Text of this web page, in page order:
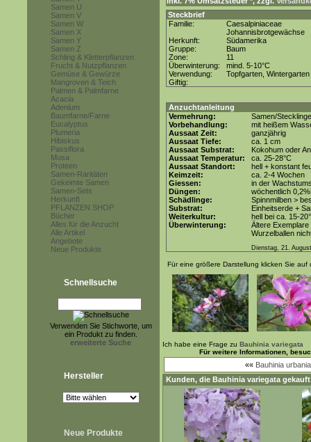
Samen U
Samen V
Samen W
Samen X
Samen Y
Samen Z
Schling & Kletterpflanzen
Frucht & Nutzpflanzen
Gemüse & Gewürze
Mangroven & Teich
Palmen & Palmfarne
Acacia
Adenium
Baumfarne/Farne
Eucalyptus
Plumeria
Hibiskus
Passiflora
Musa
Proteen
Samen-Raritäten
Gekeimte Samen
Samen-Sets
Herkunft
PFLANZEN SHOP
Bücher
Alles für die Anzucht
Alle Artikel
Angebote
Neue Produkte
Schnellsuche
Verwenden Sie Stichworte, um
ein Produkt zu finden.
erweiterte Suche
Hersteller
Neue Produkte
Steckbrief
Familie:
Caesalpiniaceae
Johannisbrotgewächse
Herkunft:
Südamerika
Gruppe:
Baum
Zone:
11
Überwinterung:
mind. 5-10°C
Verwendung:
Topfgarten, Wintergarten
Giftig:
Anzuchtanleitung
Vermehrung:
Samen/Stecklinge
Vorbehandlung:
mit heißem
Aussaat Zeit:
ganzjährig
Aussaat Tiefe:
ca. 1 cm
Aussaat Substrat:
Kokohum oder
Aussaat Temperatur:
ca. 25-28°C
Aussaat Standort:
hell + konstant
Keimzeit:
ca. 2-4 Wochen
Giessen:
in der
Düngen:
wöchentlich
Schädlinge:
Spinnmilben >
Substrat:
Einheitserde +
Weiterkultur:
hell bei ca. 15-
Überwinterung:
Ältere
Wurzelballen
Dienstag, 21.
Für eine größere Darstellung klicken Sie auf
Ich habe eine Frage zu Bauhinia variegata
Für weitere Informationen,
«« Bauhinia
Kunden, die Bauhinia variegata